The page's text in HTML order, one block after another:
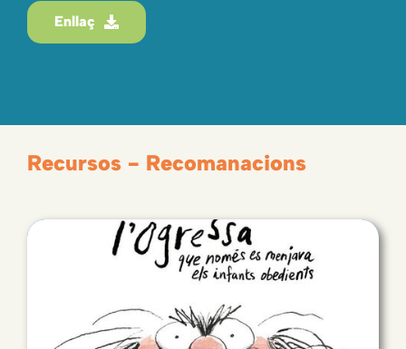
Enllaç
Recursos - Recomanacions